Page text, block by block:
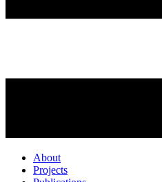
About
Projects